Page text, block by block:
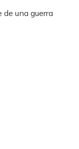
una guerra